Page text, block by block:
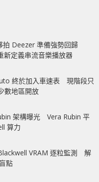
拍 Deezer 準備強勢回歸
定義串流音樂播放器
終於加入車速表 現階段只
數地區開放
架構曝光 Vera Rubin 平
算力
VRAM 逐粒監測 解
點